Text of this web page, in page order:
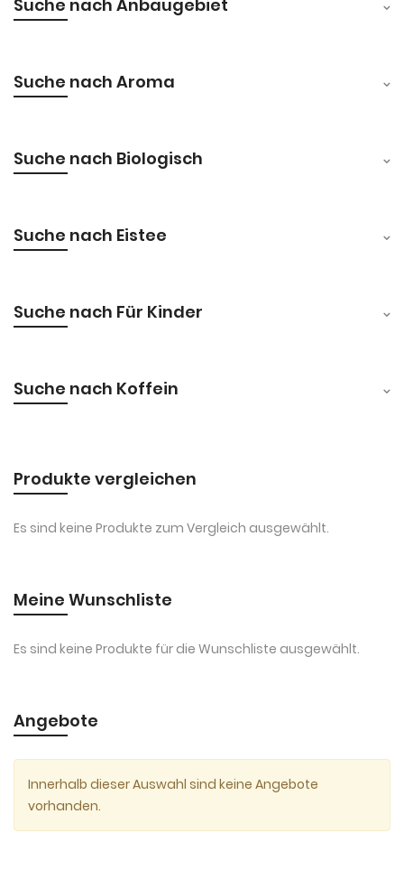
Suche nach Anbaugebiet
Suche nach Aroma
Suche nach Biologisch
Suche nach Eistee
Suche nach Für Kinder
Suche nach Koffein
Produkte vergleichen
Es sind keine Produkte zum Vergleich ausgewählt.
Meine Wunschliste
Es sind keine Produkte für die Wunschliste ausgewählt.
Angebote
Innerhalb dieser Auswahl sind keine Angebote
vorhanden.